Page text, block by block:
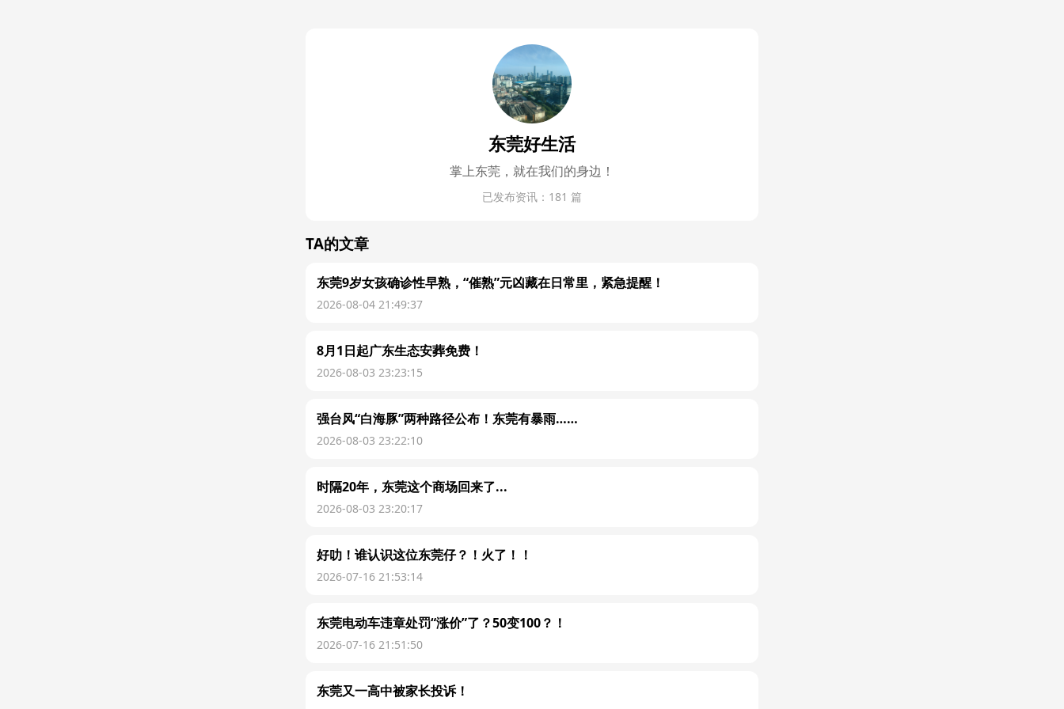
东莞好生活
掌上东莞，就在我们的身边！
已发布资讯：181 篇
TA的文章
东莞9岁女孩确诊性早熟，“催熟”元凶藏在日常里，紧急提醒！
2026-08-04 21:49:37
8月1日起广东生态安葬免费！
2026-08-03 23:23:15
强台风“白海豚”两种路径公布！东莞有暴雨……
2026-08-03 23:22:10
时隔20年，东莞这个商场回来了...
2026-08-03 23:20:17
好叻！谁认识这位东莞仔？！火了！！
2026-07-16 21:53:14
东莞电动车违章处罚“涨价”了？50变100？！
2026-07-16 21:51:50
东莞又一高中被家长投诉！